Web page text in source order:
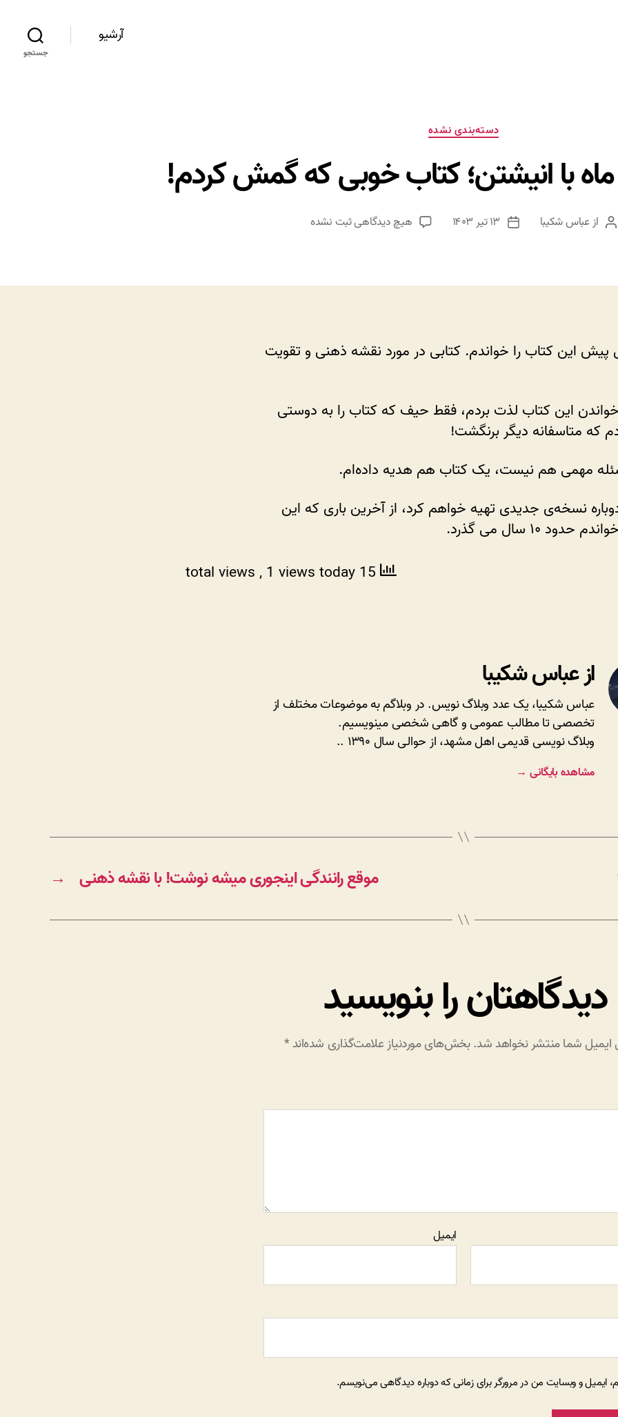
آرشیو
جستجو
دسته‌ها
دسته‌بندی نشده
با انیشتن؛ کتاب خوبی که گمش کردم!
نویسنده
ازعباس شکیبا
تاریخ
۱۳ تیر ۱۴۰۳ هیچ دیدگاهیبرای
ماه
خوبی
کردم!
ثبت نشده
این کتاب را خواندم. کتابی در مورد نقشه ذهنی و تقویت
خواندن این کتاب لذت بردم، فقط حیف که کتاب را به دوستی
که متاسفانه دیگر برنگشت!
مهمی هم نیست، یک کتاب هم هدیه داده‌ام.
نسخه‌ی جدیدی تهیه خواهم کرد، از آخرین باری که این
حدود ۱۰ سال می گذرد.
, 1 views today
از عباس شکیبا
عباس شکیبا، یک عدد وبلاگ نویس. در وبلاگم به موضوعات مختلف از
تخصصی تا مطالب عمومی و گاهی شخصی مینویسیم.
وبلاگ نویسی قدیمی اهل مشهد، از حوالی سال ۱۳۹۰ ..
مشاهده بایگانی →
→ موقع رانندگی اینجوری میشه نوشت! با نقشه ذهنی
دیدگاهتان را بنویسید
ایمیل شما منتشر نخواهد شد.بخش‌های موردنیاز علامت‌گذاری شده‌اند*
ایمیل
ایمیل و وبسایت من در مرورگر برای زمانی که دوباره دیدگاهی می‌نویسم.